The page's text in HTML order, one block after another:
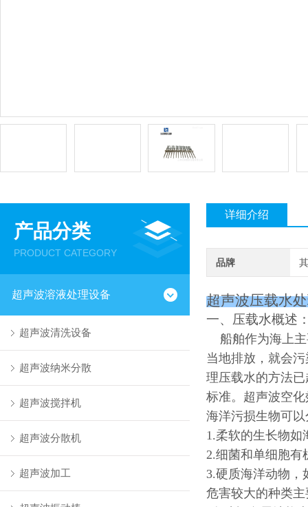
产品分类
PRODUCT CATEGORY
超声波溶液处理设备
超声波清洗设备
超声波纳米分散
超声波搅拌机
超声波分散机
超声波加工
详细介绍
品牌
超声波压载水
一、压载水概述
船舶作为海上主
当地排放，就会
理压载水的方法已
标准。超声波空
海洋污损生物可
1.柔软的生长物如
2.细菌和单细胞有
3.硬质海洋动物，
危害较大的种类